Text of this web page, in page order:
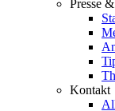
Presse
Kontakt